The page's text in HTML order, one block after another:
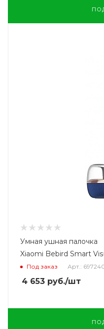
Умная ушная палочка
Xiaomi Bebird Smart
Под заказ Арт.:
4 653 руб./шт